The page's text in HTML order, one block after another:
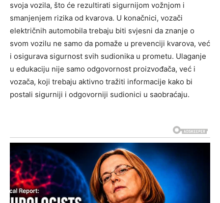
svoja vozila, što će rezultirati sigurnijom vožnjom i
smanjenjem rizika od kvarova. U konačnici, vozači
električnih automobila trebaju biti svjesni da znanje o
svom vozilu ne samo da pomaže u prevenciji kvarova, već
i osigurava sigurnost svih sudionika u prometu. Ulaganje
u edukaciju nije samo odgovornost proizvođača, već i
vozača, koji trebaju aktivno tražiti informacije kako bi
postali sigurniji i odgovorniji sudionici u saobraćaju.